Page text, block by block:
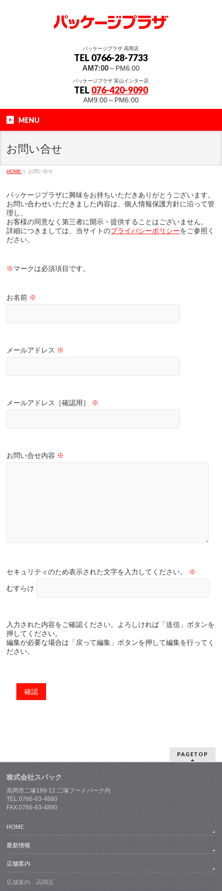
パッケージプラザ 高岡店
TEL 0766-28-7733
AM7:00～PM6:00
パッケージプラザ 富山インター店
TEL 076-420-9090
AM9:00～PM6:00
MENU
お問い合せ
HOME » お問い合せ
パッケージプラザに興味をお持ちいただきありがとうございます。
お問い合わせいただきました内容は、個人情報保護方針に沿って管
理し、
お客様の同意なく第三者に開示・提供することはございません。
詳細につきましては、当サイトのプライバシーポリシーをご参照く
ださい。
※マークは必須項目です。
お名前 ※
メールアドレス ※
メールアドレス［確認用］ ※
お問い合せ内容 ※
セキュリティのため表示された文字を入力してください。 ※
むすらけ
入力された内容をご確認ください。よろしければ「送信」ボタンを
押してください。
編集が必要な場合は「戻って編集」ボタンを押して編集を行ってく
ださい。
PAGETOP
株式会社スパック
高岡市二塚199-12 二塚フードパーク内
TEL.0766-63-4880
FAX.0766-63-4890
HOME
最新情報
店舗案内
店舗案内 高岡店